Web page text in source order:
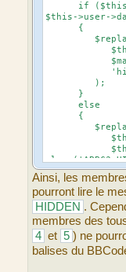
if ($this-
$this->user-
{
$this-
);
}
else
{
$this-
$this-
);
}
Ainsi, les
pourront lire le
HIDDEN .
membres des
4 et 5 ) ne
balises du